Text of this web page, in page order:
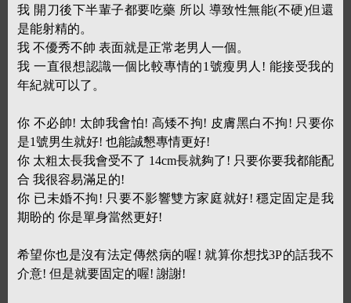
我 開刀後下半輩子都要吃藥 所以 導致性無能(不硬)但還
是能射精的。
我 不優秀不帥 表面就是正常老男人一個。
我 一直很想認識一個比較專情的1號瘦男人! 能接受我的
年紀就可以了。
你 不必帥! 太帥我會怕! 高矮不拘! 皮膚黑白不拘! 只要你
是1號男生就好! 也能誠懇專情更好!
你 太粗太長我會受不了 14cm長就夠了! 只要你要我都能配
合 我很容易滿足的!
你 已未婚不拘! 只要不影響雙方家庭就好! 穩定固定是我
期盼的 你是單身當然更好!
希望你也是沒有法定傳然病的喔! 就算你想找3P的話我不
介意! 但是就要固定的喔! 謝謝!